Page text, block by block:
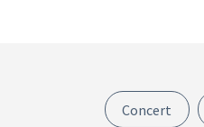
Concert